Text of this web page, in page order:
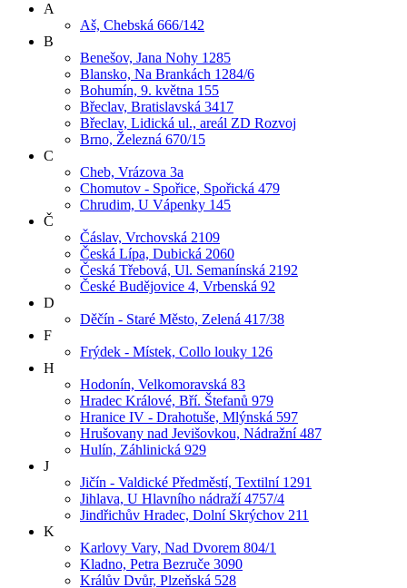
A
Aš, Chebská 666/142
B
Benešov, Jana Nohy 1285
Blansko, Na Brankách 1284/6
Bohumín, 9. května 155
Břeclav, Bratislavská 3417
Břeclav, Lidická ul., areál ZD Rozvoj
Brno, Železná 670/15
C
Cheb, Vrázova 3a
Chomutov - Spořice, Spořická 479
Chrudim, U Vápenky 145
Č
Čáslav, Vrchovská 2109
Česká Lípa, Dubická 2060
Česká Třebová, Ul. Semanínská 2192
České Budějovice 4, Vrbenská 92
D
Děčín - Staré Město, Zelená 417/38
F
Frýdek - Místek, Collo louky 126
H
Hodonín, Velkomoravská 83
Hradec Králové, Bří. Štefanů 979
Hranice IV - Drahotuše, Mlýnská 597
Hrušovany nad Jevišovkou, Nádražní 487
Hulín, Záhlinická 929
J
Jičín - Valdické Předměstí, Textilní 1291
Jihlava, U Hlavního nádraží 4757/4
Jindřichův Hradec, Dolní Skrýchov 211
K
Karlovy Vary, Nad Dvorem 804/1
Kladno, Petra Bezruče 3090
Králův Dvůr, Plzeňská 528